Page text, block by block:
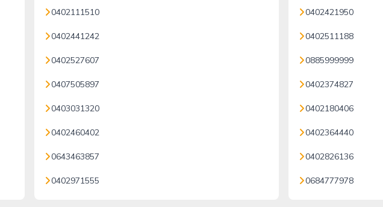
0402111510
0402441242
0402527607
0407505897
0403031320
0402460402
0643463857
0402971555
0402421950
0402511188
0885999999
0402374827
0402180406
0402364440
0402826136
0684777978